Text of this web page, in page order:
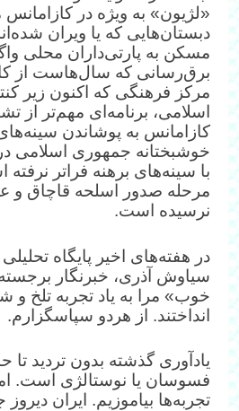
«لژیون» به ویژه در
دبستان‌هایی که یا ویران
مسکن به پارتی‌داران محلی
برق‌رسانی که سال‌هاست از
مرکز فرهنگی که اکنون زیر
اسلامی، برنامه‌ای مهم‌تر از
کازامانس به پوشاندن
خوشبختانه جمهوری اسلامی
با سینه‌های برهنه فراتر
مرحله صدور اسلحه قاچاق و
نرسیده است.
در هفته‌های اخیر پایگاه
سیاوش آذری، خبرنگار
خوب» مرا به یاد تجربه تلخ و
انداختند. از هر‌دو سپاسگزارم.
یادآوری گذشته بدون تردید تا
فسوسان یا نوستالژی است. اما
تجربه‌ها بیاموزیم. ایران